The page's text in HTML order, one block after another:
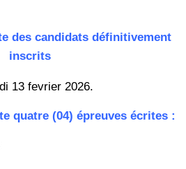
des candidats définitivement
inscrits
13 fevrier 2026.
quatre (04) épreuves écrites :